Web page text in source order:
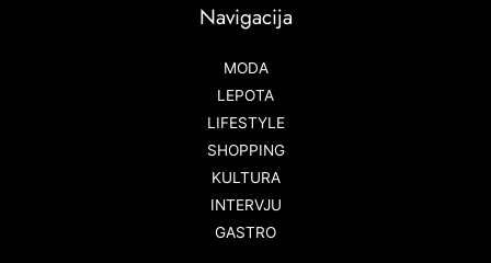
Navigacija
MODA
LEPOTA
LIFESTYLE
SHOPPING
KULTURA
INTERVJU
GASTRO